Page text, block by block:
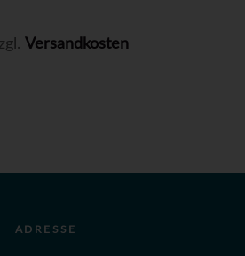
Versandkosten
ADRESSE